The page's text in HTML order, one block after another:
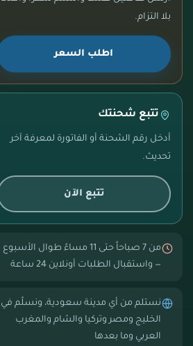
بلا التزام.
اطلب السعر
تتبع شحنتك
أدخل رقم الشحنة أو الفاتورة لمعرفة آخر
تحديث.
تتبع الآن
من 7 صباحاً حتى 11 مساءً طوال الأسبوع
— واستقبال الطلبات أونلاين 24 ساعة
نستلم من أي مدينة سعودية، ونسلّم في
الخليج ومصر وتركيا والشام والمغرب
العربي وما بعدها